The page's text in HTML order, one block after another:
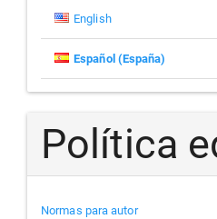
English
Español (España)
Política
Normas para autor